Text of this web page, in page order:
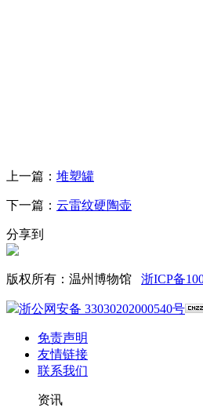
上一篇： 堆塑罐
下一篇： 云雷纹硬陶壶
分享到
版权所有：温州博物馆 浙ICP备
浙公网安备 33030202000540号
免责声明
友情链接
联系我们
资讯